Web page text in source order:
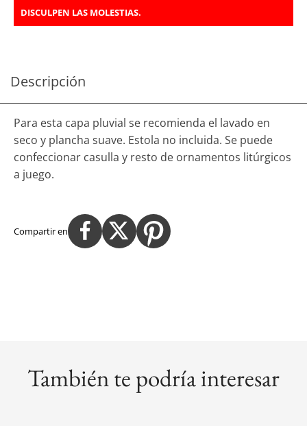
DISCULPEN LAS MOLESTIAS.
Descripción
Para esta capa pluvial se recomienda el lavado en
seco y plancha suave. Estola no incluida. Se puede
confeccionar casulla y resto de ornamentos litúrgicos
a juego.
Compartir en
También te podría interesar